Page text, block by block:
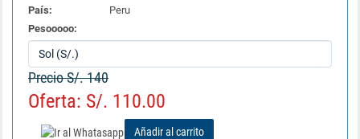
País:
Peru
Pesooooo:
Precio S/. 140
Oferta: S/. 110.00
Añadir al carrito